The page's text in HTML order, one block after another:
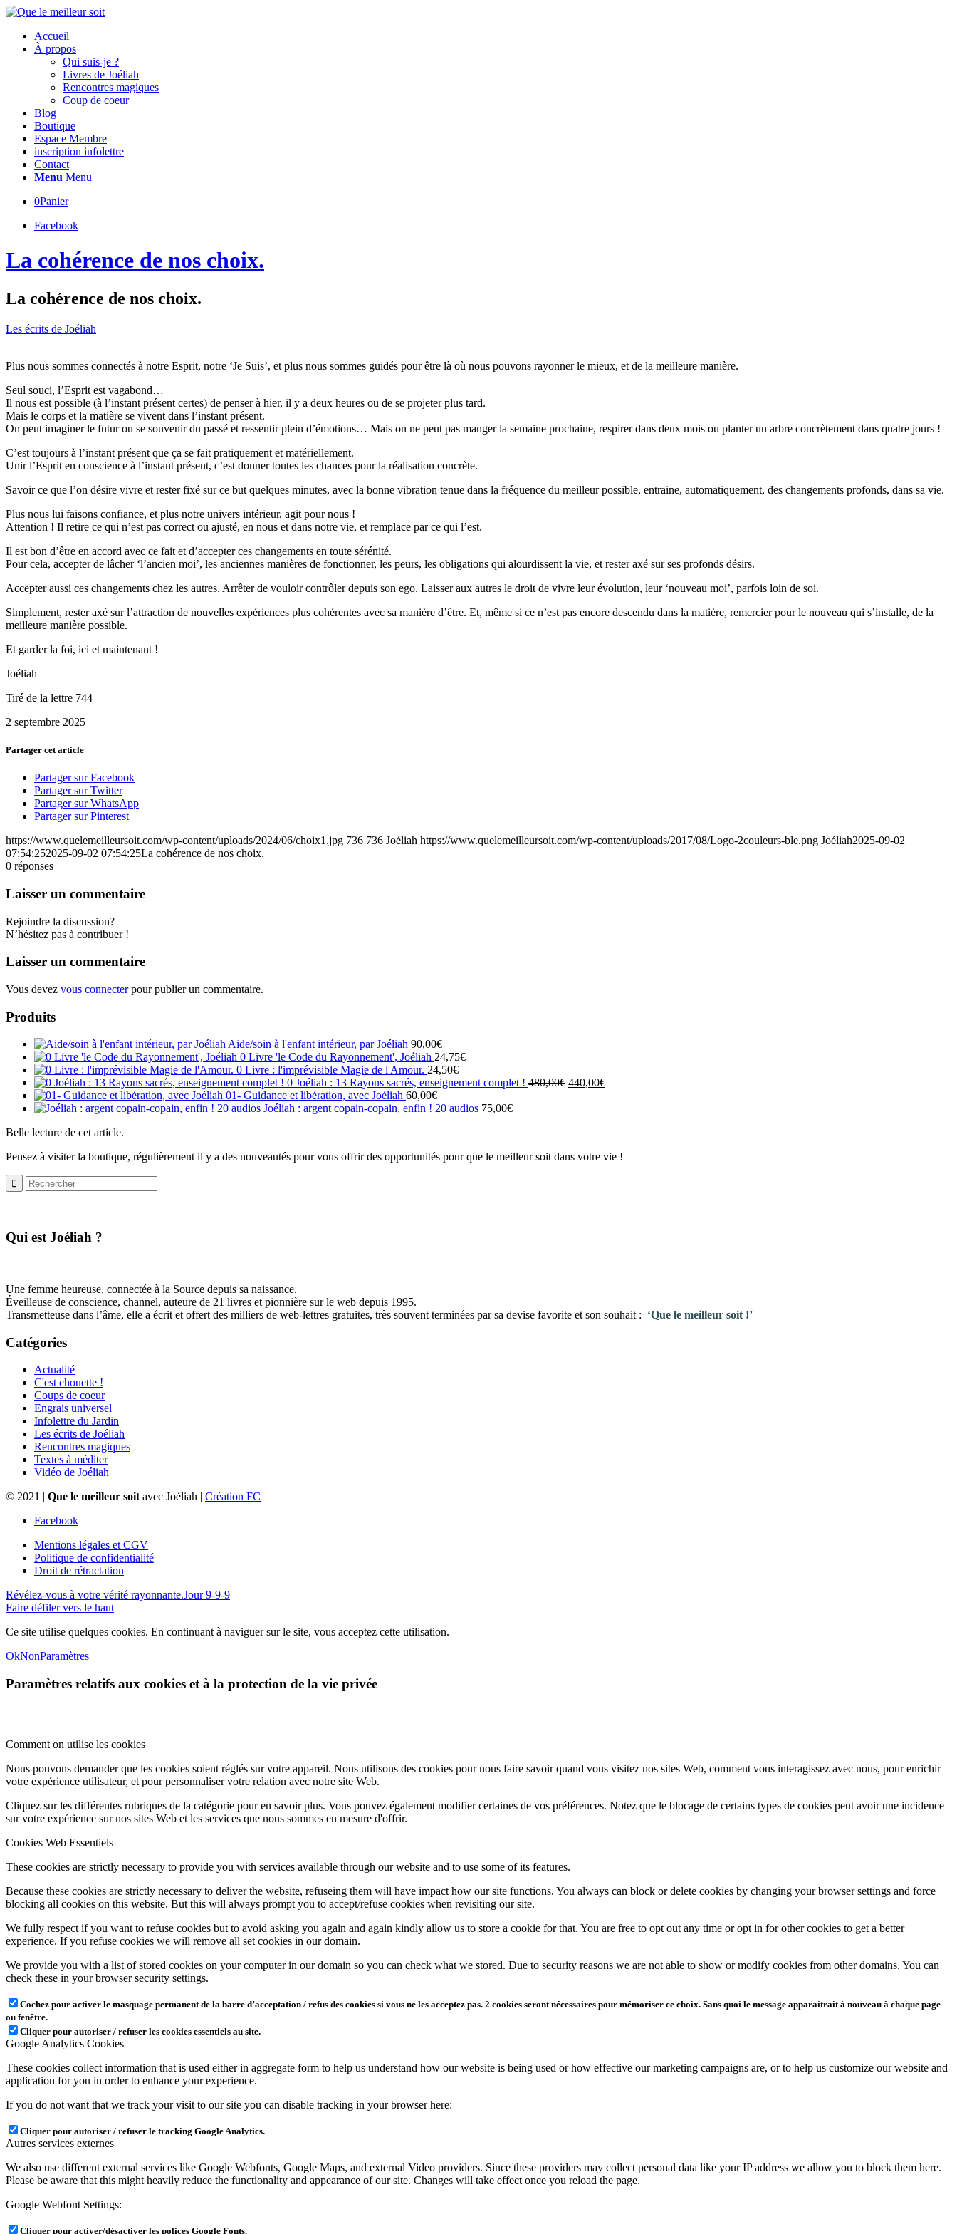
Accueil
À propos
Qui suis-je ?
Livres de Joéliah
Rencontres magiques
Coup de coeur
Blog
Boutique
Espace Membre
inscription infolettre
Contact
Menu Menu
0Panier
Facebook
La cohérence de nos choix.
La cohérence de nos choix.
Les écrits de Joéliah
Plus nous sommes connectés à notre Esprit, notre ‘Je Suis’, et plus nous sommes guidés pour être là où nous pouvons rayonner le mieux, et de la meilleure manière.
Seul souci, l’Esprit est vagabond…
Il nous est possible (à l’instant présent certes) de penser à hier, il y a deux heures ou de se projeter plus tard.
Mais le corps et la matière se vivent dans l’instant présent.
On peut imaginer le futur ou se souvenir du passé et ressentir plein d’émotions… Mais on ne peut pas manger la semaine prochaine, respirer dans deux mois ou planter un arbre concrètement dans quatre jours !
C’est toujours à l’instant présent que ça se fait pratiquement et matériellement.
Unir l’Esprit en conscience à l’instant présent, c’est donner toutes les chances pour la réalisation concrète.
Savoir ce que l’on désire vivre et rester fixé sur ce but quelques minutes, avec la bonne vibration tenue dans la fréquence du meilleur possible, entraine, automatiquement, des changements profonds, dans sa vie.
Plus nous lui faisons confiance, et plus notre univers intérieur, agit pour nous !
Attention ! Il retire ce qui n’est pas correct ou ajusté, en nous et dans notre vie, et remplace par ce qui l’est.
Il est bon d’être en accord avec ce fait et d’accepter ces changements en toute sérénité.
Pour cela, accepter de lâcher ‘l’ancien moi’, les anciennes manières de fonctionner, les peurs, les obligations qui alourdissent la vie, et rester axé sur ses profonds désirs.
Accepter aussi ces changements chez les autres. Arrêter de vouloir contrôler depuis son ego. Laisser aux autres le droit de vivre leur évolution, leur ‘nouveau moi’, parfois loin de soi.
Simplement, rester axé sur l’attraction de nouvelles expériences plus cohérentes avec sa manière d’être. Et, même si ce n’est pas encore descendu dans la matière, remercier pour le nouveau qui s’installe, de la
meilleure manière possible.
Et garder la foi, ici et maintenant !
Joéliah
Tiré de la lettre 744
2 septembre 2025
Partager cet article
Partager sur Facebook
Partager sur Twitter
Partager sur WhatsApp
Partager sur Pinterest
https://www.quelemeilleursoit.com/wp-content/uploads/2024/06/choix1.jpg 736 736 Joéliah https://www.quelemeilleursoit.com/wp-content/uploads/2017/08/Logo-2couleurs-ble.png Joéliah2025-09-02
07:54:252025-09-02 07:54:25La cohérence de nos choix.
0 réponses
Laisser un commentaire
Rejoindre la discussion?
N’hésitez pas à contribuer !
Laisser un commentaire
Vous devez vous connecterpour publier un commentaire.
Produits
Aide/soin à l'enfant intérieur, par Joéliah 90,00€
0 Livre 'le Code du Rayonnement', Joéliah 24,75€
0 Livre : l'imprévisible Magie de l'Amour. 24,50€
0 Joéliah : 13 Rayons sacrés, enseignement complet ! 480,00€ Le
440,00€Le
01- Guidance et libération, avec Joéliah 60,00€
Joéliah : argent copain-copain, enfin ! 20 audios 75,00€
Belle lecture de cet article.
Pensez à visiter la boutique, régulièrement il y a des nouveautés pour vous offrir des opportunités pour que le meilleur soit dans votre vie !
​Qui est Joéliah ?
Une femme heureuse, connectée à la Source depuis sa naissance.
Éveilleuse de conscience, channel, auteure de 21 livres et pionnière sur le web depuis 1995.
Transmetteuse dans l’âme, elle a écrit et offert des milliers de web-lettres gratuites, très souvent terminées par sa devise favorite et son souhait : ‘Que le meilleur soit !’
Catégories
Actualité
C'est chouette !
Coups de coeur
Engrais universel
Infolettre du Jardin
Les écrits de Joéliah
Rencontres magiques
Textes à méditer
Vidéo de Joéliah
© 2021 | Que le meilleur soit avec Joéliah | Création FC
Facebook
Mentions légales et CGV
Politique de confidentialité
Droit de rétractation
Révélez-vous à votre vérité rayonnante.Jour 9-9-9
Faire défiler vers le haut
Ce site utilise quelques cookies. En continuant à naviguer sur le site, vous acceptez cette utilisation.
OkNonParamètres
Paramètres relatifs aux cookies et à la protection de la vie privée
Comment on utilise les cookies
Nous pouvons demander que les cookies soient réglés sur votre appareil. Nous utilisons des cookies pour nous faire savoir quand vous visitez nos sites Web, comment vous interagissez avec nous, pour enrichir
votre expérience utilisateur, et pour personnaliser votre relation avec notre site Web.
Cliquez sur les différentes rubriques de la catégorie pour en savoir plus. Vous pouvez également modifier certaines de vos préférences. Notez que le blocage de certains types de cookies peut avoir une incidence
sur votre expérience sur nos sites Web et les services que nous sommes en mesure d'offrir.
Cookies Web Essentiels
These cookies are strictly necessary to provide you with services available through our website and to use some of its features.
Because these cookies are strictly necessary to deliver the website, refuseing them will have impact how our site functions. You always can block or delete cookies by changing your browser settings and force
blocking all cookies on this website. But this will always prompt you to accept/refuse cookies when revisiting our site.
We fully respect if you want to refuse cookies but to avoid asking you again and again kindly allow us to store a cookie for that. You are free to opt out any time or opt in for other cookies to get a better
experience. If you refuse cookies we will remove all set cookies in our domain.
We provide you with a list of stored cookies on your computer in our domain so you can check what we stored. Due to security reasons we are not able to show or modify cookies from other domains. You can
check these in your browser security settings.
Cochez pour activer le masquage permanent de la barre d’acceptation / refus des cookies si vous ne les acceptez pas. 2 cookies seront nécessaires pour mémoriser ce choix. Sans quoi le message apparaitrait à nouveau à chaque page
ou fenêtre.
Cliquer pour autoriser / refuser les cookies essentiels au site.
Google Analytics Cookies
These cookies collect information that is used either in aggregate form to help us understand how our website is being used or how effective our marketing campaigns are, or to help us customize our website and
application for you in order to enhance your experience.
If you do not want that we track your visit to our site you can disable tracking in your browser here:
Cliquer pour autoriser / refuser le tracking Google Analytics.
Autres services externes
We also use different external services like Google Webfonts, Google Maps, and external Video providers. Since these providers may collect personal data like your IP address we allow you to block them here.
Please be aware that this might heavily reduce the functionality and appearance of our site. Changes will take effect once you reload the page.
Google Webfont Settings:
Cliquer pour activer/désactiver les polices Google Fonts.